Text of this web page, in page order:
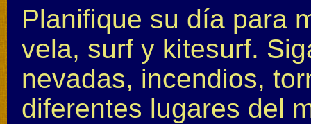
Planifique su día para
vela, surf y kitesurf.
nevadas, incendios,
diferentes lugares del